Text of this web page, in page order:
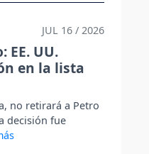
JUL 16 / 2026
EE. UU.
en la lista
no retirará a Petro
decisión fue